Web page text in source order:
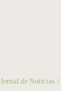
Jornal de Notícias